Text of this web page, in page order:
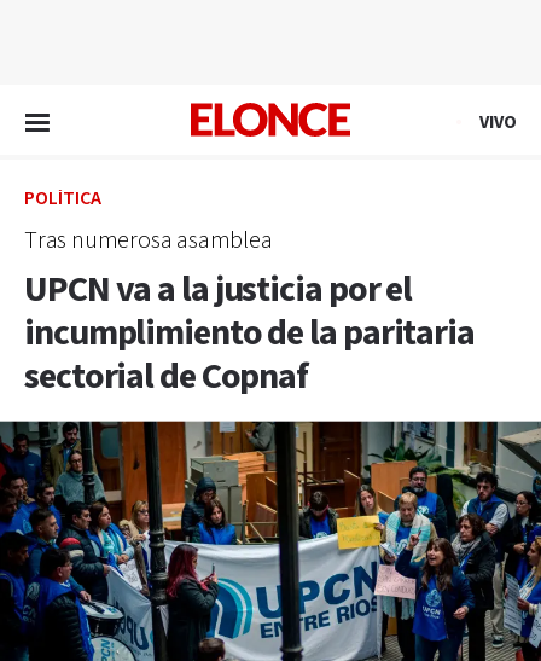
VIVO
POLÍTICA
Tras numerosa asamblea
UPCN va a la justicia por el
incumplimiento de la paritaria
sectorial de Copnaf